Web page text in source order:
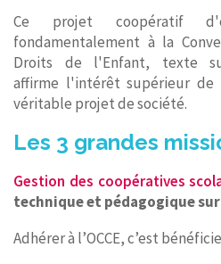
Ce projet coopératif
fondamentalement à la
Droits de l'Enfant, texte
affirme l'intérêt supérieur
véritable projet de société.
Les 3 grandes
Gestion des coopératives
technique et pédagogique
Adhérer à l’OCCE, c’est